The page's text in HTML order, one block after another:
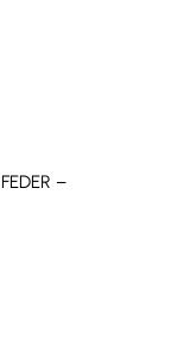
FEDER –